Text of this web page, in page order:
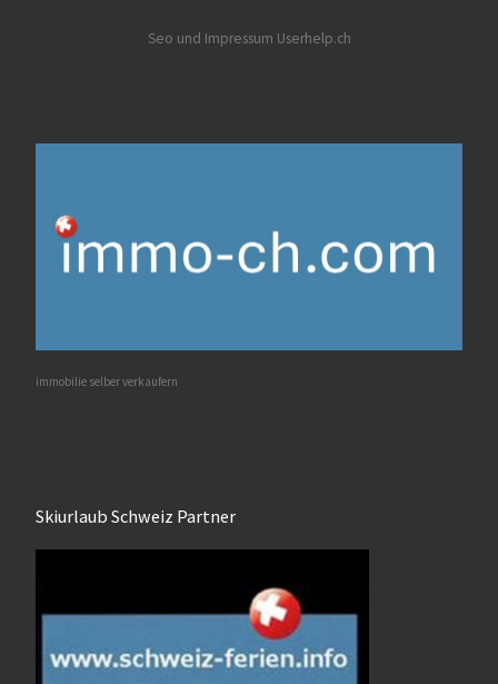
Seo und Impressum Userhelp.ch
immobilie selber verkaufern
Skiurlaub Schweiz Partner